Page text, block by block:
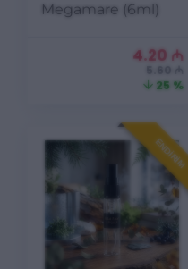
Megamare (6ml)
4.20 ₼
5.60 ₼
25 %
ENDIRIM